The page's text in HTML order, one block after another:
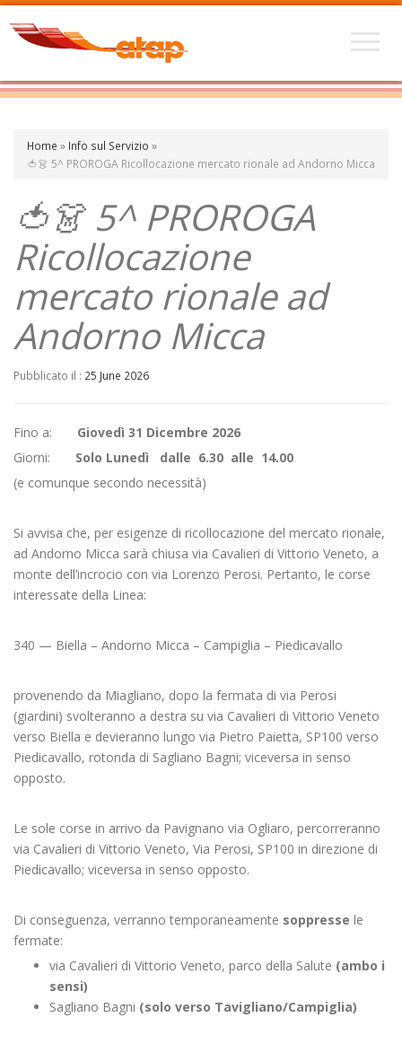
Home » Info sul Servizio »
🍅👗 5^ PROROGA Ricollocazione mercato rionale ad Andorno Micca
🍅👗 5^ PROROGA
Ricollocazione
mercato rionale ad
Andorno Micca
Pubblicato il : 25 June 2026
Fino a: Giovedì 31 Dicembre 2026
Giorni: Solo Lunedì dalle 6.30 alle 14.00
(e comunque secondo necessità)
Si avvisa che, per esigenze di ricollocazione del mercato rionale,
ad Andorno Micca sarà chiusa via Cavalieri di Vittorio Veneto, a
monte dell’incrocio con via Lorenzo Perosi. Pertanto, le corse
interessate della Linea:
340 — Biella – Andorno Micca – Campiglia – Piedicavallo
provenendo da Miagliano, dopo la fermata di via Perosi
(giardini) svolteranno a destra su via Cavalieri di Vittorio Veneto
verso Biella e devieranno lungo via Pietro Paietta, SP100 verso
Piedicavallo, rotonda di Sagliano Bagni; viceversa in senso
opposto.
Le sole corse in arrivo da Pavignano via Ogliaro, percorreranno
via Cavalieri di Vittorio Veneto, Via Perosi, SP100 in direzione di
Piedicavallo; viceversa in senso opposto.
Di conseguenza, verranno temporaneamente soppresse le
fermate:
via Cavalieri di Vittorio Veneto, parco della Salute (ambo i
sensi)
Sagliano Bagni (solo verso Tavigliano/Campiglia)